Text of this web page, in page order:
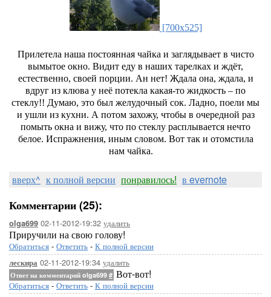
[700x525]
Прилетела наша постоянная чайка и заглядывает в чисто
вымытое окно. Видит еду в наших тарелках и ждёт,
естественно, своей порции. Ан нет! Ждала она, ждала, и
вдруг из клюва у неё потекла какая-то жидкость – по
стеклу!! Думаю, это был желудочный сок. Ладно, поели мы
и ушли из кухни. А потом захожу, чтобы в очередной раз
помыть окна и вижу, что по стеклу расплывается нечто
белое. Испражнения, иным словом. Вот так и отомстила
нам чайка.
вверх^ к полной версии понравилось! в evernote
Комментарии (25):
olga699 02-11-2012-19:32 удалить
Приручили на свою голову!
Обратиться - Ответить - К полной версии
лескира 02-11-2012-19:34 удалить
Ответ на комментарий olga699 # Вот-вот!
Обратиться - Ответить - К полной версии